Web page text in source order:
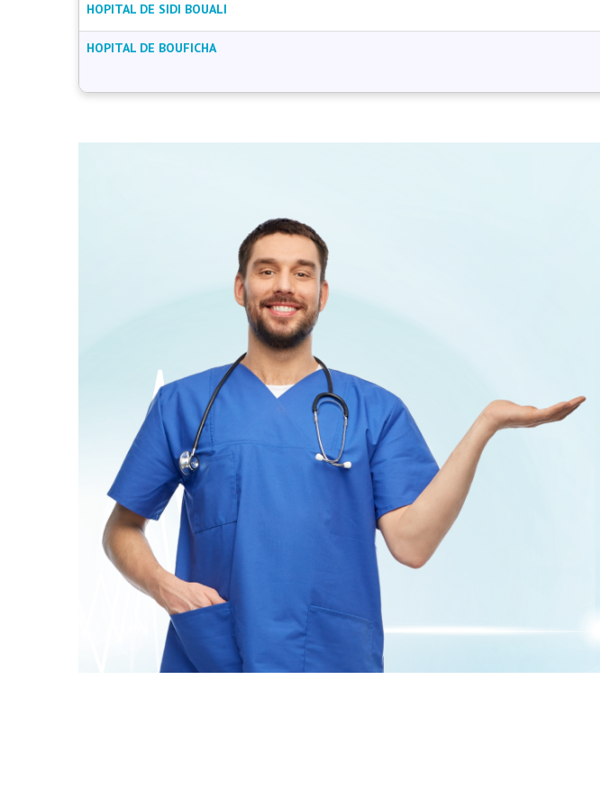
HOPITAL DE SIDI BOUALI
HOPITAL DE BOUFICHA